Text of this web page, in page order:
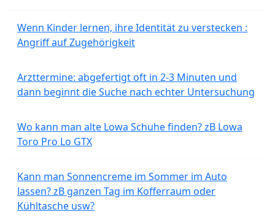
Wenn Kinder lernen, ihre Identität zu verstecken :
Angriff auf Zugehörigkeit
Arzttermine: abgefertigt oft in 2-3 Minuten und
dann beginnt die Suche nach echter Untersuchung
Wo kann man alte Lowa Schuhe finden? zB Lowa
Toro Pro Lo GTX
Kann man Sonnencreme im Sommer im Auto
lassen? zB ganzen Tag im Kofferraum oder
Kühltasche usw?